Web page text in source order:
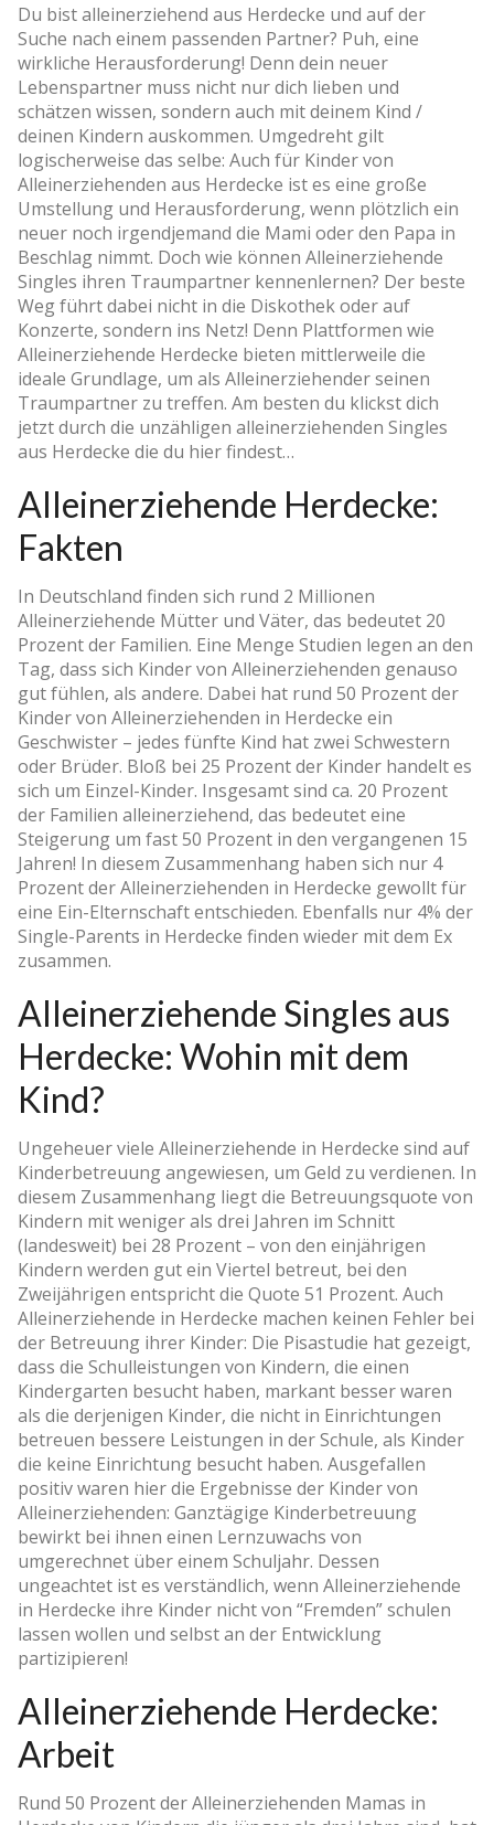
Du bist alleinerziehend aus Herdecke und auf der
Suche nach einem passenden Partner? Puh, eine
wirkliche Herausforderung! Denn dein neuer
Lebenspartner muss nicht nur dich lieben und
schätzen wissen, sondern auch mit deinem Kind /
deinen Kindern auskommen. Umgedreht gilt
logischerweise das selbe: Auch für Kinder von
Alleinerziehenden aus Herdecke ist es eine große
Umstellung und Herausforderung, wenn plötzlich ein
neuer noch irgendjemand die Mami oder den Papa in
Beschlag nimmt. Doch wie können Alleinerziehende
Singles ihren Traumpartner kennenlernen? Der beste
Weg führt dabei nicht in die Diskothek oder auf
Konzerte, sondern ins Netz! Denn Plattformen wie
Alleinerziehende Herdecke bieten mittlerweile die
ideale Grundlage, um als Alleinerziehender seinen
Traumpartner zu treffen. Am besten du klickst dich
jetzt durch die unzähligen alleinerziehenden Singles
aus Herdecke die du hier findest…
Alleinerziehende Herdecke:
Fakten
In Deutschland finden sich rund 2 Millionen
Alleinerziehende Mütter und Väter, das bedeutet 20
Prozent der Familien. Eine Menge Studien legen an den
Tag, dass sich Kinder von Alleinerziehenden genauso
gut fühlen, als andere. Dabei hat rund 50 Prozent der
Kinder von Alleinerziehenden in Herdecke ein
Geschwister – jedes fünfte Kind hat zwei Schwestern
oder Brüder. Bloß bei 25 Prozent der Kinder handelt es
sich um Einzel-Kinder. Insgesamt sind ca. 20 Prozent
der Familien alleinerziehend, das bedeutet eine
Steigerung um fast 50 Prozent in den vergangenen 15
Jahren! In diesem Zusammenhang haben sich nur 4
Prozent der Alleinerziehenden in Herdecke gewollt für
eine Ein-Elternschaft entschieden. Ebenfalls nur 4% der
Single-Parents in Herdecke finden wieder mit dem Ex
zusammen.
Alleinerziehende Singles aus
Herdecke: Wohin mit dem
Kind?
Ungeheuer viele Alleinerziehende in Herdecke sind auf
Kinderbetreuung angewiesen, um Geld zu verdienen. In
diesem Zusammenhang liegt die Betreuungsquote von
Kindern mit weniger als drei Jahren im Schnitt
(landesweit) bei 28 Prozent – von den einjährigen
Kindern werden gut ein Viertel betreut, bei den
Zweijährigen entspricht die Quote 51 Prozent. Auch
Alleinerziehende in Herdecke machen keinen Fehler bei
der Betreuung ihrer Kinder: Die Pisastudie hat gezeigt,
dass die Schulleistungen von Kindern, die einen
Kindergarten besucht haben, markant besser waren
als die derjenigen Kinder, die nicht in Einrichtungen
betreuen bessere Leistungen in der Schule, als Kinder
die keine Einrichtung besucht haben. Ausgefallen
positiv waren hier die Ergebnisse der Kinder von
Alleinerziehenden: Ganztägige Kinderbetreuung
bewirkt bei ihnen einen Lernzuwachs von
umgerechnet über einem Schuljahr. Dessen
ungeachtet ist es verständlich, wenn Alleinerziehende
in Herdecke ihre Kinder nicht von “Fremden” schulen
lassen wollen und selbst an der Entwicklung
partizipieren!
Alleinerziehende Herdecke:
Arbeit
Rund 50 Prozent der Alleinerziehenden Mamas in